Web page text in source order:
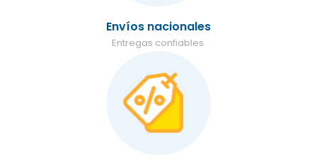
Envíos nacionales
Entregas confiables.